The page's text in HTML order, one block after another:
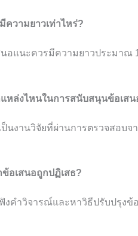
ความยาวเท่าไหร่?
นอแนะควรมีความยาวประมา
หล่งไหนในการสนับสนุนข้อเสน
นงานวิจัยที่ผ่านการตรวจสอบ
อเสนอถูกปฏิเสธ?
ฟังคำวิจารณ์และหาวิธีปรับปรุง